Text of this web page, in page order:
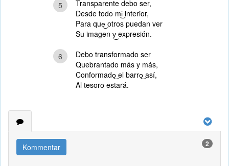
5
Transparente debo ser,
Desde todo mi͜ interior,
Para que͜ otros puedan ver
Su imagen y͜ expresión.
6
Debo transformado ser
Quebrantado más y más,
Conformado͜ el barro͜ así,
Al tesoro estará.
Kommentar 2